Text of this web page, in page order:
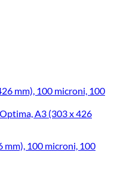
mm), 100 microni, 100